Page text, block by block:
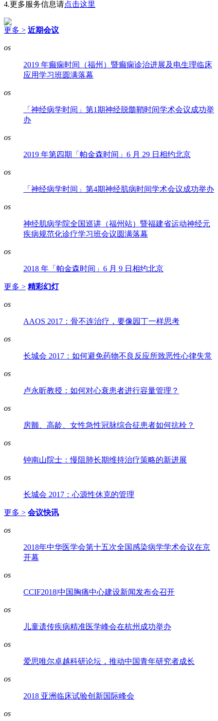
4.更多服务信息请点击这里
更多 > 近期会议
os
2019 年癫痫时间（福州）暨癫痫诊治进展及电生理临床
应用学习班圆满落幕
os
「神经病学时间」第1期神经脱髓鞘时间学术会议成功举
办
os
2019 年第四期「帕金森时间」6 月 29 日相约北京
os
「神经病学时间」第4期神经肌病时间学术会议成功举办
os
神经肌病学院全国巡讲（福州站）暨福建省运动神经元
疾病规范化诊疗学习班会议圆满落幕
os
2018 年「帕金森时间」6 月 9 日相约北京
更多 > 精彩幻灯
os
AAOS 2017：骨不连治疗，要像园丁一样思考
os
长城会 2017：如何避免药物不良反应所致恶性心律失常
os
卢永昕教授：如何对心衰患者进行容量管理？
os
房颤、高龄、女性急性冠脉综合征患者如何抗栓？
os
钟南山院士：慢阻肺长期维持治疗策略的新进展
os
长城会 2017：心源性休克的管理
更多 > 会议快讯
os
2018年中华医学会第十五次全国感染病学学术会议在京
开幕
os
CCIF2018|中国胸痛中心建设新闻发布会召开
os
儿童遗传疾病精准医学峰会在杭州成功举办
os
爱思唯尔卓越科研论坛，推动中国青年研究者成长
os
2018 亚洲临床试验创新国际峰会
os